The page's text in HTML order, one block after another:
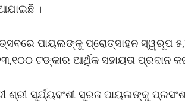
।
ପାୟଲଙ୍କୁ ପ୍ରୋତ୍ସାହନ ସ୍ୱରୂପ
ଟଙ୍କାର ଆର୍ଥିକ ସହାୟତା ପ୍ରଦାନ
ଶ୍ରୀ ସୂର୍ଯ୍ୟବଂଶୀ ସୂରଜ ପାୟଲଙ୍କୁ